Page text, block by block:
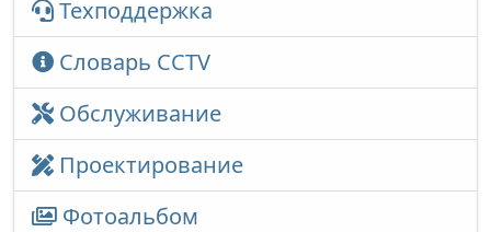
Техподдержка
Словарь CCTV
Обслуживание
Проектирование
Фотоальбом